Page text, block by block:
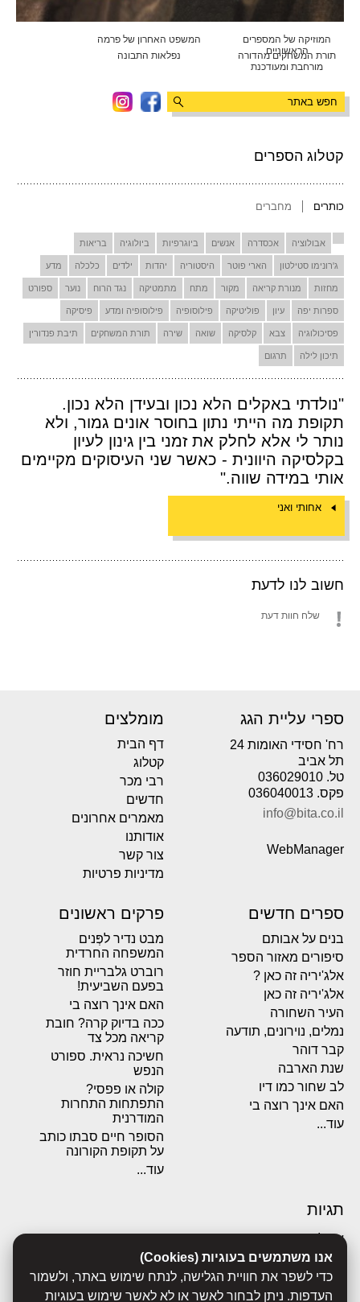
אנו משתמשים בעוגיות (Cookies)
כדי לשפר את חוויית הגלישה, לנתח שימוש באתר, ולשמור
העדפות. ניתן לבחור לאשר או לא לאשר שימוש בעוגיות
קטלוג הספרים
כותרים מחברים
אבולוציה אכסדרה אנשים ביוגרפיות ביולוגיה בריאות
ג'רונימו סטילטון הארי פוטר היסטוריה יהדות ילדים כלכלה מדע
מחזות מנורת קריאה מקור מתח מתמטיקה נגד הרוח נוער ספורט
ספרות יפה עיון פוליטיקה פילוסופיה פילוסופיה ומדע פיסיקה
פסיכולוגיה צבא קלסיקה שואה שירה תורת המשחקים תיבת פנדורין
תיכון לילה תרגום
"נולדתי באקלים הלא נכון ובעידן הלא נכון.
תקופת מה הייתי נתון בחוסר אונים גמור, ולא
נותר לי אלא לחלק את זמני בין גינון לעיון
בקלסיקה היוונית - כאשר שני העיסוקים מקיימים
אותי במידה שווה."
אחותי ואני
חשוב לנו לדעת
שלח חוות דעת
המוזיקה של המספרים
הראשוניים
המשפט האחרון של פרמה
תורת המשחקים מהדורה
מורחבת ומעודכנת
נפלאות התבונה
ספרי עליית הגג
רח' חסידי האומות 24
תל אביב
טל. 036029010
פקס. 036040013
info@bita.co.il
WebManager
מומלצים
דף הבית
קטלוג
רבי מכר
חדשים
מאמרים אחרונים
אודותנו
צור קשר
מדיניות פרטיות
ספרים חדשים
בנים על אבותם
סיפורים מאזור הספר
אלג'יריה זה כאן ?
אלג'יריה זה כאן
העיר השחורה
נמלים, נוירונים, תודעה
קבר דוהר
שנת הארבה
לב שחור כמו דיו
האם אינך רוצה בי
עוד...
פרקים ראשונים
מבט נדיר לפְּנים
המשפחה החרדית
רוברט גלבריית חוזר
בפעם השביעית!
האם אינך רוצה בי
ככה בדיוק קרה? חובת
קריאה מכל צד
חשיכה נראית. ספורט
הנפש
קולה או פפסי?
התפתחות התחרות
המודרנית
הסופר חיים סבתו כותב
על תקופת הקורונה
עוד...
תגיות
אבולוציה
אכסדרה
אנשים
ביוגרפיות